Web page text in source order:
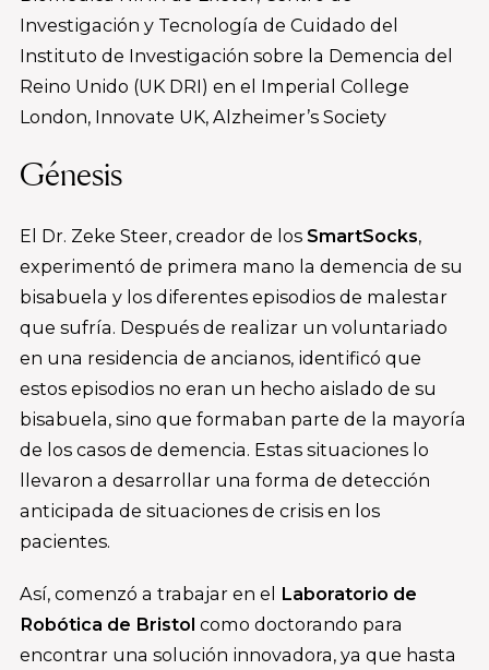
Investigación y Tecnología de Cuidado del
Instituto de Investigación sobre la Demencia del
Reino Unido (UK DRI) en el Imperial College
London, Innovate UK, Alzheimer’s Society
Génesis
El Dr. Zeke Steer, creador de los SmartSocks,
experimentó de primera mano la demencia de su
bisabuela y los diferentes episodios de malestar
que sufría. Después de realizar un voluntariado
en una residencia de ancianos, identificó que
estos episodios no eran un hecho aislado de su
bisabuela, sino que formaban parte de la mayoría
de los casos de demencia. Estas situaciones lo
llevaron a desarrollar una forma de detección
anticipada de situaciones de crisis en los
pacientes.
Así, comenzó a trabajar en el Laboratorio de
Robótica de Bristol como doctorando para
encontrar una solución innovadora, ya que hasta